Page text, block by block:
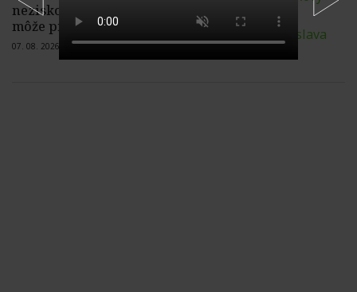
neziskovku? Finančná správa vám
môže prideliť DIČ aj bez žiadosti
07. 08. 2026 | Žiadne komentáre